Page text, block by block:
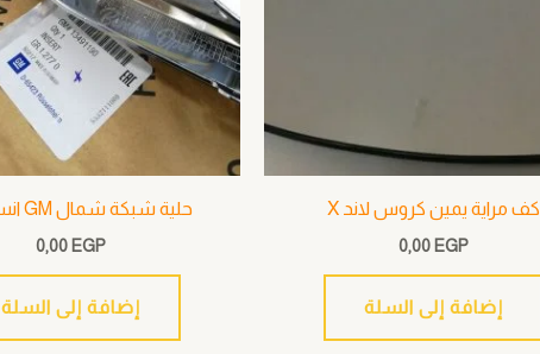
كف مراية يمين كروس لاند X
0,00 EGP
إضافة إلى السلة
حلية شبكة شمال GM انسجنيا B
0,00 EGP
إضافة إلى السلة